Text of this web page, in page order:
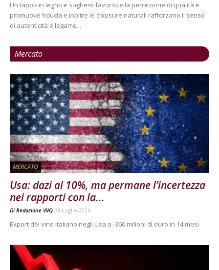
Un tappo in legno e sughero favorisce la percezione di qualità e
promuove fiducia e inoltre le chiusure naturali rafforzano il senso
di autenticità e legame...
Mercato
MERCATO
Usa: dazi al 10%, ma permane l’incertezza
nei rapporti con la...
Di Redazione VVQ 24 Luglio 2026
Export del vino italiano negli Usa a -360 milioni di euro in 14 mesi